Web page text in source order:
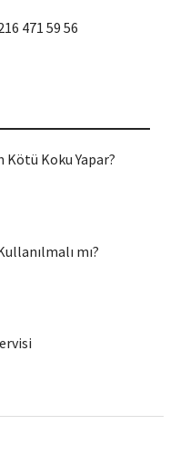
471 59 56
Kötü Koku Yapar?
mı?